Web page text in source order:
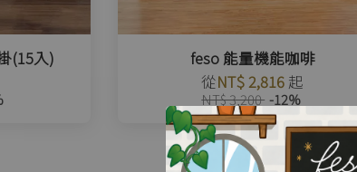
(15入)
feso 能量機能咖啡
從NT$ 2,816 起
NT$ 3,200 -12%